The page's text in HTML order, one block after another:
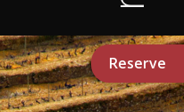
Reserve